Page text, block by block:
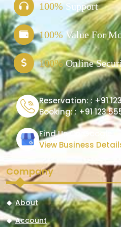
100% Support
100% Value For
100%Online
Reservation: : +91
Booking: : +91 123
Find Us On Google
View Business
Company
About
Account